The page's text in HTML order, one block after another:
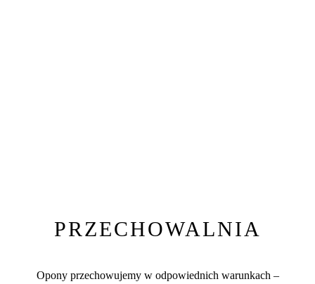
PRZECHOWALNIA
Opony przechowujemy w odpowiednich warunkach –